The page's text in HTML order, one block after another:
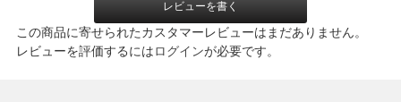
レビューを書く
この商品に寄せられたカスタマーレビューはまだありません。
レビューを評価するにはログインが必要です。